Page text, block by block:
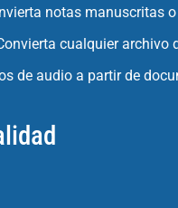
notas manuscritas
cualquier archivo
de audio a partir de